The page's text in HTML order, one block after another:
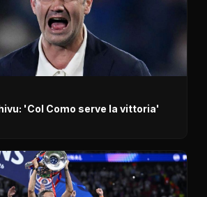
'Col Como serve la vittoria'